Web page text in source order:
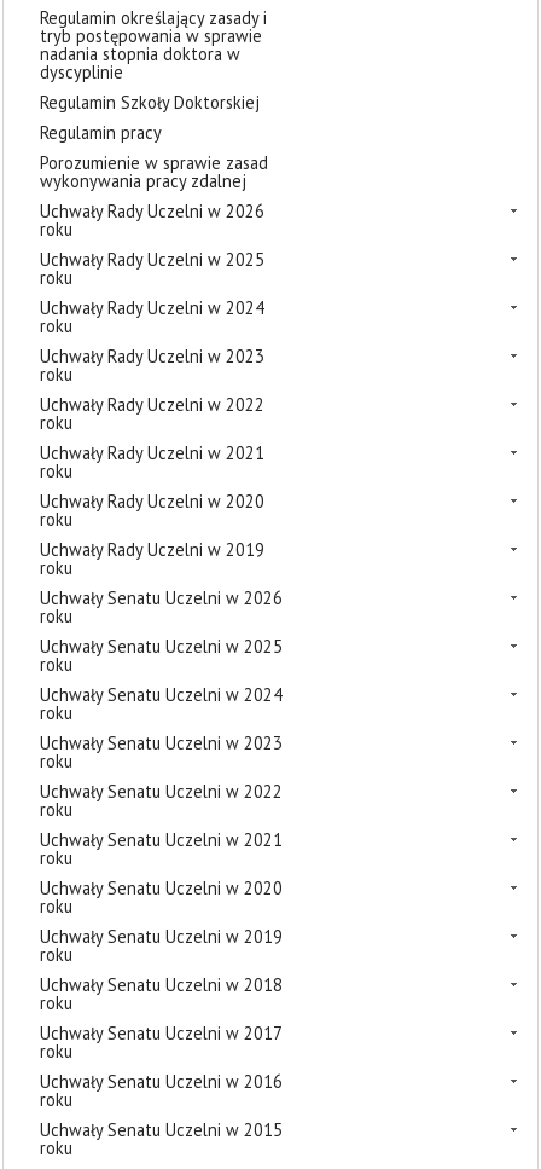
Regulamin określający zasady i
tryb postępowania w sprawie
nadania stopnia doktora w
dyscyplinie
Regulamin Szkoły Doktorskiej
Regulamin pracy
Porozumienie w sprawie zasad
wykonywania pracy zdalnej
Uchwały Rady Uczelni w 2026
roku
Uchwały Rady Uczelni w 2025
roku
Uchwały Rady Uczelni w 2024
roku
Uchwały Rady Uczelni w 2023
roku
Uchwały Rady Uczelni w 2022
roku
Uchwały Rady Uczelni w 2021
roku
Uchwały Rady Uczelni w 2020
roku
Uchwały Rady Uczelni w 2019
roku
Uchwały Senatu Uczelni w 2026
roku
Uchwały Senatu Uczelni w 2025
roku
Uchwały Senatu Uczelni w 2024
roku
Uchwały Senatu Uczelni w 2023
roku
Uchwały Senatu Uczelni w 2022
roku
Uchwały Senatu Uczelni w 2021
roku
Uchwały Senatu Uczelni w 2020
roku
Uchwały Senatu Uczelni w 2019
roku
Uchwały Senatu Uczelni w 2018
roku
Uchwały Senatu Uczelni w 2017
roku
Uchwały Senatu Uczelni w 2016
roku
Uchwały Senatu Uczelni w 2015
roku